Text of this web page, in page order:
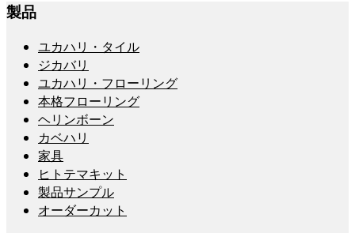
製品
ユカハリ・タイル
ジカバリ
ユカハリ・フローリング
本格フローリング
ヘリンボーン
カベハリ
家具
ヒトテマキット
製品サンプル
オーダーカット